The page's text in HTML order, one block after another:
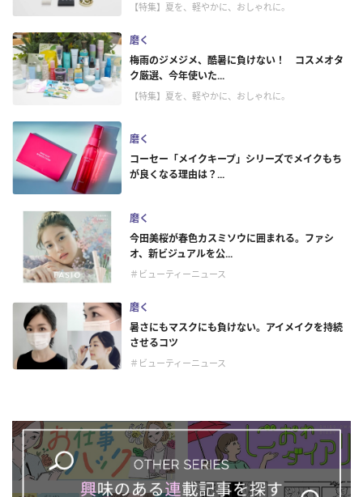
【特集】夏を、軽やかに、おしゃれに。
磨く
梅雨のジメジメ、酷暑に負けない！ コスメオタ
ク厳選、今年使いた...
【特集】夏を、軽やかに、おしゃれに。
磨く
コーセー「メイクキープ」シリーズでメイクもち
が良くなる理由は？...
磨く
今田美桜が春色カスミソウに囲まれる。ファシ
オ、新ビジュアルを公...
＃ビューティーニュース
磨く
暑さにもマスクにも負けない。アイメイクを持続
させるコツ
＃ビューティーニュース